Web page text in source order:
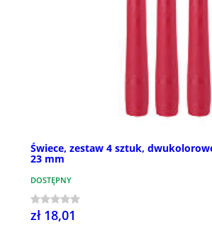
Świece, zestaw 4 sztuk,
23 mm
DOSTĘPNY
zł 18,01